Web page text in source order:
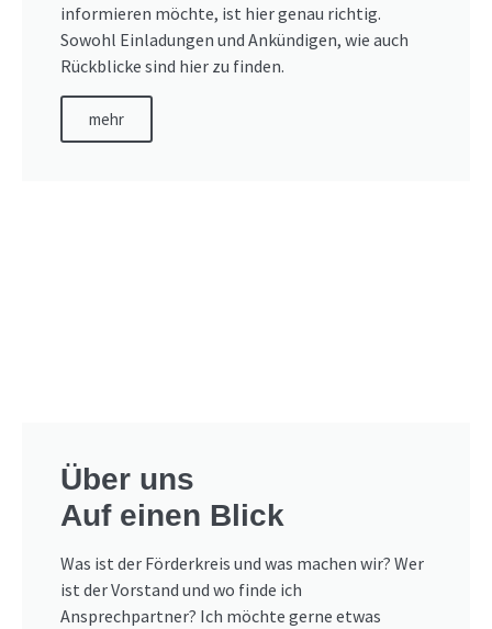
informieren möchte, ist hier genau richtig.
Sowohl Einladungen und Ankündigen, wie auch
Rückblicke sind hier zu finden.
mehr
Über uns
Auf einen Blick
Was ist der Förderkreis und was machen wir? Wer
ist der Vorstand und wo finde ich
Ansprechpartner? Ich möchte gerne etwas